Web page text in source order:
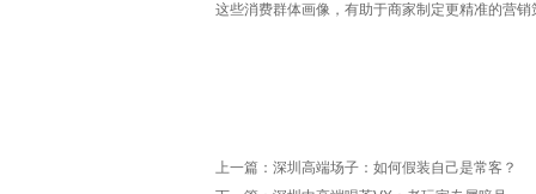
这些消费群体画像，有助于商家制定更精准的营
上一篇： 深圳高端场子：如何假装自己是常客？